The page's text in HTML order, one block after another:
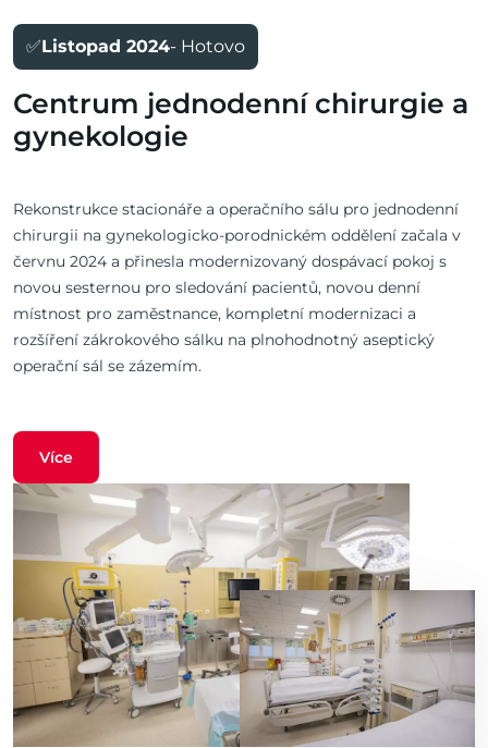
✅Listopad 2024- Hotovo
Centrum jednodenní chirurgie a
gynekologie
Rekonstrukce stacionáře a operačního sálu pro jednodenní
chirurgii na gynekologicko-porodnickém oddělení začala v
červnu 2024 a přinesla modernizovaný dospávací pokoj s
novou sesternou pro sledování pacientů, novou denní
místnost pro zaměstnance, kompletní modernizaci a
rozšíření zákrokového sálku na plnohodnotný aseptický
operační sál se zázemím.
Více